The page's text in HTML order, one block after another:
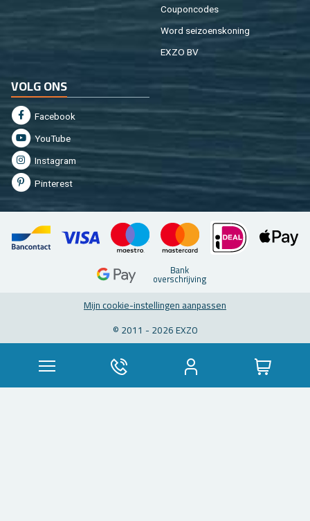
Cou­pon­co­des
Word sei­zoens­ko­ning
EXZO BV
VOLG ONS
Fa­cebook
You­Tu­be
In­st­agram
Pin­te­rest
Bank
over­schrij­ving
Mijn coo­kie-in­stel­lin­gen aan­pas­sen
© 2011 - 2026 EXZO